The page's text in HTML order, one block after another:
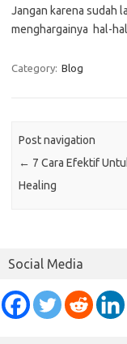
Jangan karena sudah
menghargainya hal-
Category: Blog
Post navigation
← 7 Cara Efektif
Healing
Social Media